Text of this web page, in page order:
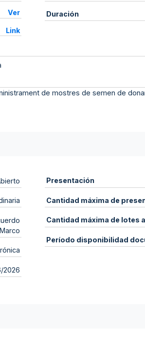
Ver
Link
Duración
de mostres de semen de
Marco
2026
Presentación
Cantidad máxima de
Cantidad máxima de lotes
Período disponibilidad